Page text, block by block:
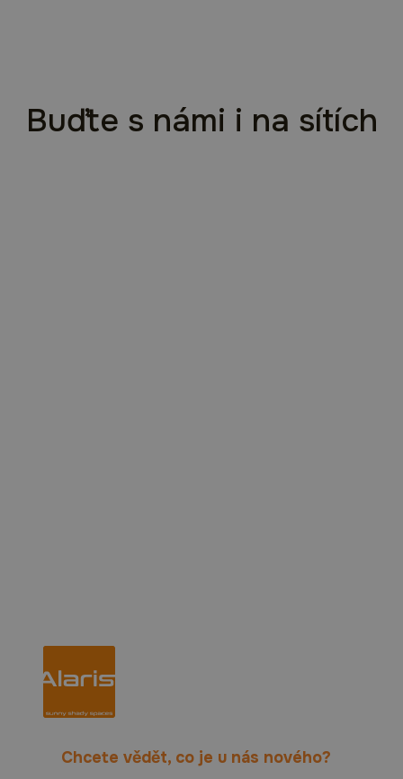
Buďte s námi i na sítích
Chcete vědět, co je u nás nového?